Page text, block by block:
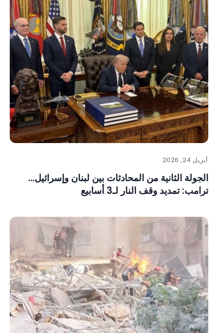
أبريل 24, 2026
الجولة الثانية من المحادثات بين لبنان وإسرائيل…
ترامب: تمديد وقف النار لـ3 أسابيع